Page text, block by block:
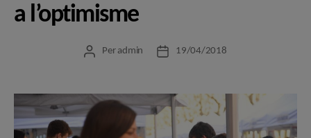
a l’optimisme
Autor
Per admin
Data19/04/2018